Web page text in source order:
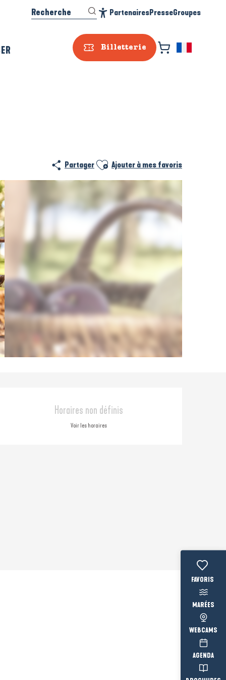
Billetterie
Recherche PartenairesPresseGroupes
Voir les
MARÉES
WEBCAMS
AGENDA
Partager Ajouter aux favoris
Ajouter à mes favoris
Ouverture et
Horaires non définis
Voir les horaires